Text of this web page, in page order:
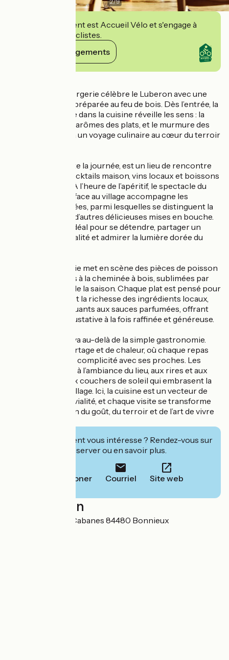
Cet établissement est Accueil Vélo et s'engage à
accueillir des cyclistes.
Voir ses engagements
À Bonnieux, La Bergerie célèbre le Luberon avec une
cuisine de saison préparée au feu de bois. Dès l’entrée, la
cheminée ouverte dans la cuisine réveille les sens : la
chaleur du feu, les arômes des plats, et le murmure des
flammes invitent à un voyage culinaire au cœur du terroir
Le bar, ouvert toute la journée, est un lieu de rencontre
où l’on savoure cocktails maison, vins locaux et boissons
rafraîchissantes. À l’heure de l’apéritif, le spectacle du
coucher de soleil face au village accompagne les
premières bouchées, parmi lesquelles se distinguent la
pizza à la truffe et d’autres délicieuses mises en bouche.
C’est le moment idéal pour se détendre, partager un
instant de convivialité et admirer la lumière dorée du
À table, La Bergerie met en scène des pièces de poisson
et de viande cuites à la cheminée à bois, sublimées par
les produits frais de la saison. Chaque plat est pensé pour
exprimer le goût et la richesse des ingrédients locaux,
des légumes croquants aux sauces parfumées, offrant
une expérience gustative à la fois raffinée et généreuse.
Mais La Bergerie va au-delà de la simple gastronomie.
C’est un lieu de partage et de chaleur, où chaque repas
est un moment de complicité avec ses proches. Les
saveurs se mêlent à l’ambiance du lieu, aux rires et aux
discussions, et aux couchers de soleil qui embrasent la
terrasse face au village. Ici, la cuisine est un vecteur de
plaisir et de convivialité, et chaque visite se transforme
en une célébration du goût, du terroir et de l’art de vivre
Cet établissement vous intéresse ? Rendez-vous sur
leur site pour réserver ou en savoir plus.
Téléphoner Courriel Site web
Localisation
550 Chemin des Cabanes 84480 Bonnieux